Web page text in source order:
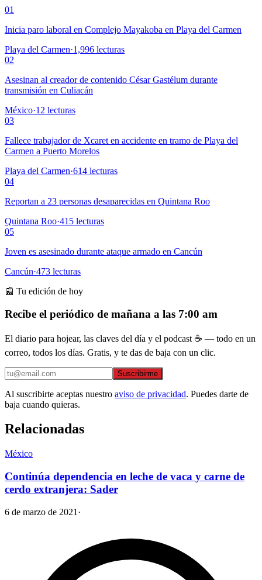
01
Inicia paro laboral en Complejo Mayakoba en Playa del Carmen
Playa del Carmen·1,996 lecturas
02
Asesinan al creador de contenido César Gastélum durante
transmisión en Culiacán
México·12 lecturas
03
Fallece trabajador de Xcaret en accidente en tramo de Playa del
Carmen a Puerto Morelos
Playa del Carmen·614 lecturas
04
Reportan a 23 personas desaparecidas en Quintana Roo
Quintana Roo·415 lecturas
05
Joven es asesinado durante ataque armado en Cancún
Cancún·473 lecturas
📰 Tu edición de hoy
Recibe el periódico de mañana a las 7:00 am
El diario para hojear, las claves del día y el podcast ☕ — todo en un
correo, todos los días. Gratis, y te das de baja con un clic.
Suscribirme
Al suscribirte aceptas nuestro aviso de privacidad. Puedes darte de
baja cuando quieras.
Relacionadas
México
Continúa dependencia en leche de vaca y carne de
cerdo extranjera: Sader
6 de marzo de 2021 ·